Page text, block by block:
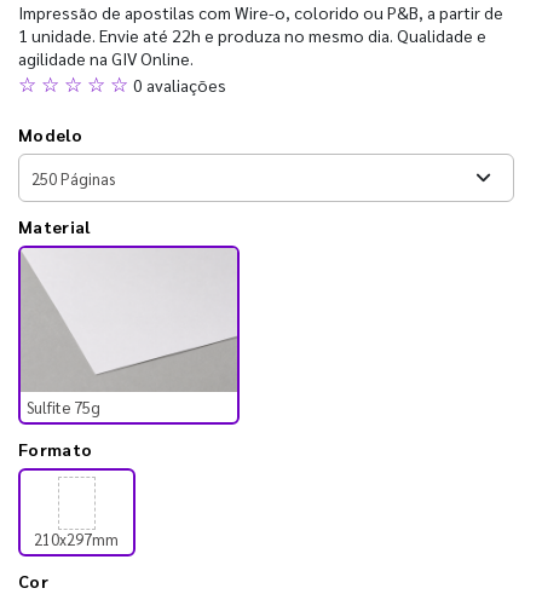
Impressão de apostilas com Wire-o, colorido ou P&B, a partir de
1 unidade. Envie até 22h e produza no mesmo dia. Qualidade e
agilidade na GIV Online.
☆ ☆ ☆ ☆ ☆ 0 avaliações
Modelo
Material
Sulfite 75g
Formato
210x297mm
Cor